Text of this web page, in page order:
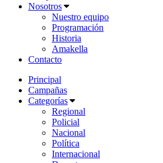
Nosotros
Nuestro equipo
Programación
Historia
Amakella
Contacto
Principal
Campañas
Categorías
Regional
Policial
Nacional
Política
Internacional